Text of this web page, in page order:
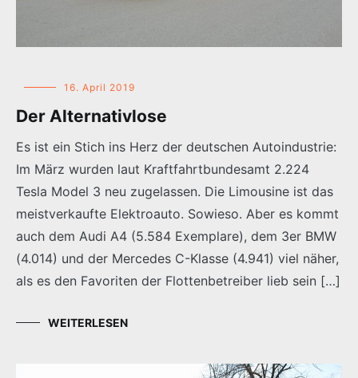
16. April 2019
Der Alternativlose
Es ist ein Stich ins Herz der deutschen Autoindustrie:
Im März wurden laut Kraftfahrtbundesamt 2.224
Tesla Model 3 neu zugelassen. Die Limousine ist das
meistverkaufte Elektroauto. Sowieso. Aber es kommt
auch dem Audi A4 (5.584 Exemplare), dem 3er BMW
(4.014) und der Mercedes C-Klasse (4.941) viel näher,
als es den Favoriten der Flottenbetreiber lieb sein […]
WEITERLESEN